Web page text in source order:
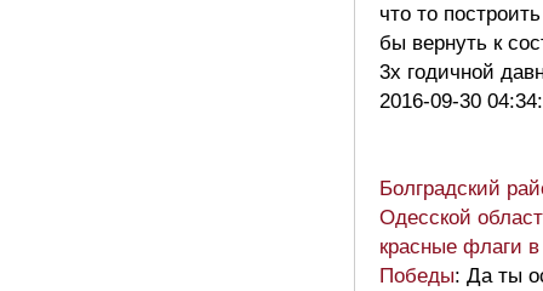
что то
бы вернуть к
3х годичной
2016-09-30
Болградский
Одесской
красные флаги
Победы: Да ты